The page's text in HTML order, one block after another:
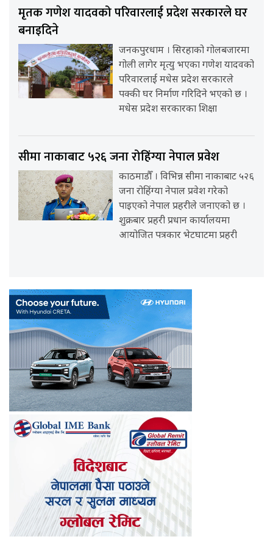
मृतक गणेश यादवको परिवारलाई प्रदेश सरकारले घर
बनाइदिने
जनकपुरधाम । सिरहाको गोलबजारमा
गोली लागेर मृत्यु भएका गणेश यादवको
परिवारलाई मधेस प्रदेश सरकारले
पक्की घर निर्माण गरिदिने भएको छ ।
मधेस प्रदेश सरकारका शिक्षा
सीमा नाकाबाट ५२६ जना रोहिंग्या नेपाल प्रवेश
काठमाडौँ । विभिन्न सीमा नाकाबाट ५२६
जना रोहिंग्या नेपाल प्रवेश गरेको
पाइएको नेपाल प्रहरीले जनाएको छ ।
शुक्रबार प्रहरी प्रधान कार्यालयमा
आयोजित पत्रकार भेटघाटमा प्रहरी